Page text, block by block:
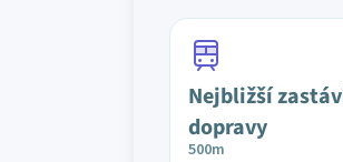
Nejbližší
dopravy
500m